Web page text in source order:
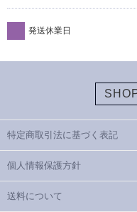
発送休業日
特定商取引法に基づく表記
個人情報保護方針
送料について